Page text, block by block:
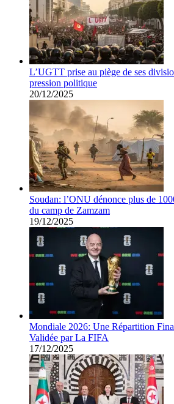
L’UGTT prise au piège de ses
pression politique
20/12/2025
Soudan: l’ONU dénonce plus de
du camp de Zamzam
19/12/2025
Mondiale 2026: Une Répartition
Validée par La FIFA
17/12/2025